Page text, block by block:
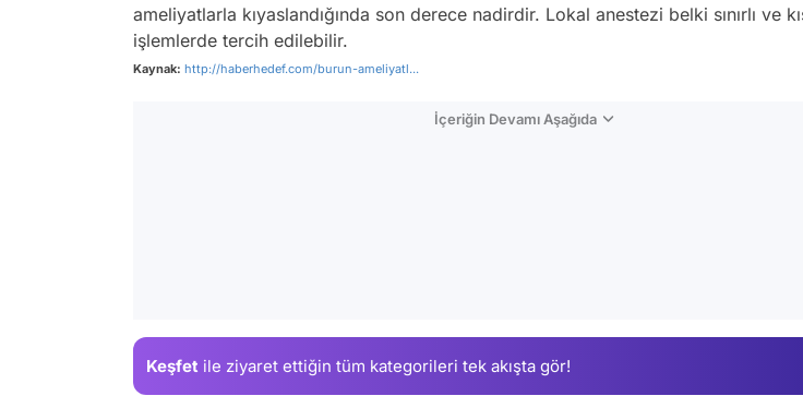
ameliyatlarla kıyaslandığında son derece nadirdir. Lokal anestezi belki sınırlı ve
işlemlerde tercih edilebilir.
Kaynak: http://haberhedef.com/burun-ameliyatl...
İçeriğin Devamı Aşağıda
Keşfet ile ziyaret ettiğin tüm kategorileri tek akışta gör!